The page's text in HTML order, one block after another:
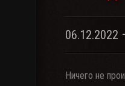
06.12.2022
Ничего не